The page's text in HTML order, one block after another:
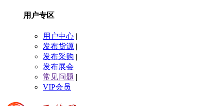
用户专区
用户中心 |
发布货源 |
发布采购 |
发布展会
常见问题 |
VIP会员